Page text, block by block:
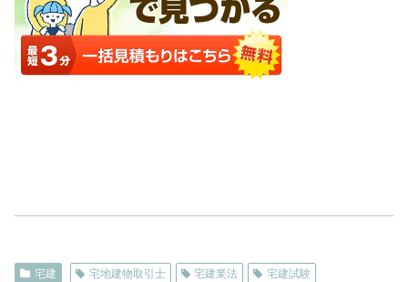
宅建 宅地建物取引士 宅建業法 宅建試験